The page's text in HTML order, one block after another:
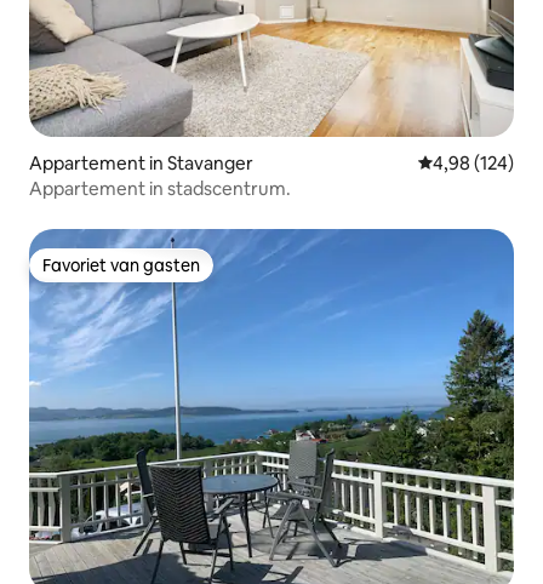
Appartement in Stavanger Gemiddelde
4,98 (124)
Appartement in stadscentrum.
Favoriet van gasten
Favoriet van gasten